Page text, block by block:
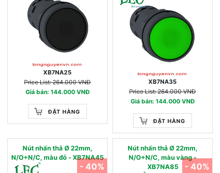
XB7NA25
Price List: 264.000 VNĐ
Giá bán: 144.000 VNĐ
ĐẶT HÀNG
XB7NA35
Price List: 264.000 VNĐ
Giá bán: 144.000 VNĐ
ĐẶT HÀNG
Nút nhấn thả Ø 22mm,
N/O+N/C, màu đỏ - XB7NA45
- 40%
Nút nhấn thả Ø 22mm,
N/O+N/C, màu vàng -
XB7NA85
- 40%